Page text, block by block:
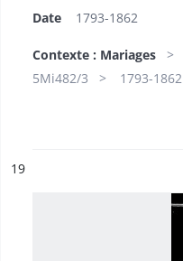
Date 1793-1862
Contexte : Mariages
5Mi482/3
1793-1862
n°
19